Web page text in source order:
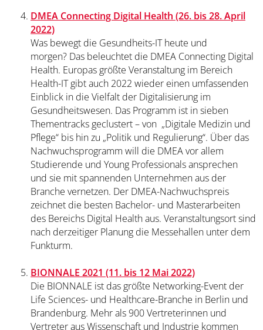
DMEA Connecting Digital Health (26. bis 28. April
2022)
Was bewegt die Gesundheits-IT heute und
morgen? Das beleuchtet die DMEA Connecting Digital
Health. Europas größte Veranstaltung im Bereich
Health-IT gibt auch 2022 wieder einen umfassenden
Einblick in die Vielfalt der Digitalisierung im
Gesundheitswesen. Das Programm ist in sieben
Thementracks geclustert – von „Digitale Medizin und
Pflege“ bis hin zu „Politik und Regulierung“. Über das
Nachwuchsprogramm will die DMEA vor allem
Studierende und Young Professionals ansprechen
und sie mit spannenden Unternehmen aus der
Branche vernetzen. Der DMEA-Nachwuchspreis
zeichnet die besten Bachelor- und Masterarbeiten
des Bereichs Digital Health aus. Veranstaltungsort sind
nach derzeitiger Planung die Messehallen unter dem
Funkturm.
BIONNALE 2021 (11. bis 12 Mai 2022)
Die BIONNALE ist das größte Networking-Event der
Life Sciences- und Healthcare-Branche in Berlin und
Brandenburg. Mehr als 900 Vertreterinnen und
Vertreter aus Wissenschaft und Industrie kommen